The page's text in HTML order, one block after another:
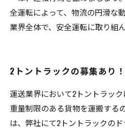
全運転によって、物流の円滑な
業界全体で、安全運転に取り組
2トントラックの募集あり！
運送業界において2トントラッ
重量制限のある貨物を運搬する
は、弊社にて2トントラックの